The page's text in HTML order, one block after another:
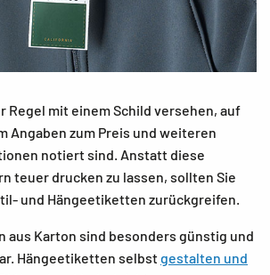
Regel mit einem Schild versehen, auf
Angaben zum Preis und weiteren
notiert sind. Anstatt diese
teuer drucken zu lassen, sollten Sie
und Hängeetiketten zurückgreifen.
aus Karton sind besonders günstig und
Hängeetiketten selbstgestalten und